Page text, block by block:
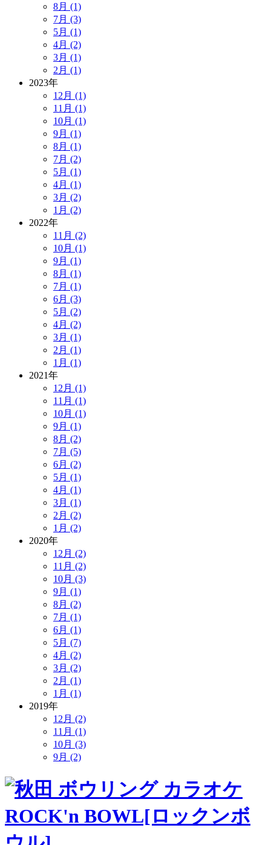
8月 (1)
7月 (3)
5月 (1)
4月 (2)
3月 (1)
2月 (1)
2023年
12月 (1)
11月 (1)
10月 (1)
9月 (1)
8月 (1)
7月 (2)
5月 (1)
4月 (1)
3月 (2)
1月 (2)
2022年
11月 (2)
10月 (1)
9月 (1)
8月 (1)
7月 (1)
6月 (3)
5月 (2)
4月 (2)
3月 (1)
2月 (1)
1月 (1)
2021年
12月 (1)
11月 (1)
10月 (1)
9月 (1)
8月 (2)
7月 (5)
6月 (2)
5月 (1)
4月 (1)
3月 (1)
2月 (2)
1月 (2)
2020年
12月 (2)
11月 (2)
10月 (3)
9月 (1)
8月 (2)
7月 (1)
6月 (1)
5月 (7)
4月 (2)
3月 (2)
2月 (1)
1月 (1)
2019年
12月 (2)
11月 (1)
10月 (3)
9月 (2)